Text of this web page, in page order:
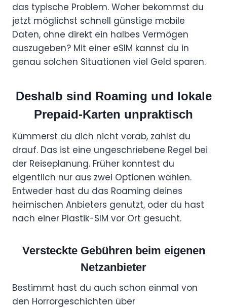
das typische Problem. Woher bekommst du
jetzt möglichst schnell günstige mobile
Daten, ohne direkt ein halbes Vermögen
auszugeben? Mit einer eSIM kannst du in
genau solchen Situationen viel Geld sparen.
Deshalb sind Roaming und lokale
Prepaid-Karten unpraktisch
Kümmerst du dich nicht vorab, zahlst du
drauf. Das ist eine ungeschriebene Regel bei
der Reiseplanung. Früher konntest du
eigentlich nur aus zwei Optionen wählen.
Entweder hast du das Roaming deines
heimischen Anbieters genutzt, oder du hast
nach einer Plastik-SIM vor Ort gesucht.
Versteckte Gebühren beim eigenen
Netzanbieter
Bestimmt hast du auch schon einmal von
den Horrorgeschichten über